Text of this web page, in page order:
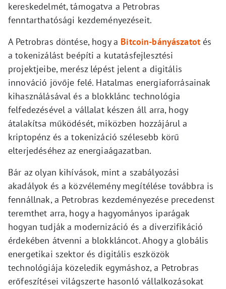
kereskedelmét, támogatva a Petrobras
fenntarthatósági kezdeményezéseit.
A Petrobras döntése, hogy a Bitcoin-bányászatot és
a tokenizálást beépíti a kutatásfejlesztési
projektjeibe, merész lépést jelent a digitális
innováció jövője felé. Hatalmas energiaforrásainak
kihasználásával és a blokklánc technológia
felfedezésével a vállalat készen áll arra, hogy
átalakítsa működését, miközben hozzájárul a
kriptopénz és a tokenizáció szélesebb körű
elterjedéséhez az energiaágazatban.
Bár az olyan kihívások, mint a szabályozási
akadályok és a közvélemény megítélése továbbra is
fennállnak, a Petrobras kezdeményezése precedenst
teremthet arra, hogy a hagyományos iparágak
hogyan tudják a modernizáció és a diverzifikáció
érdekében átvenni a blokkláncot. Ahogy a globális
energetikai szektor és digitális eszközök
technológiája közeledik egymáshoz, a Petrobras
erőfeszítései világszerte hasonló vállalkozásokat